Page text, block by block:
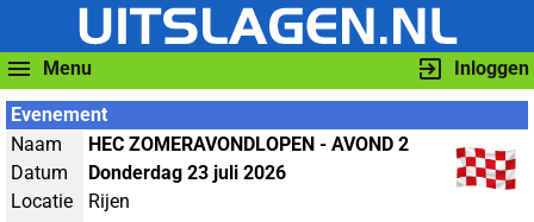
Menu Inloggen
Evenement
Naam
HEC ZOMERAVONDLOPEN - AVOND 2
Datum
Donderdag 23 juli 2026
Locatie
Rijen